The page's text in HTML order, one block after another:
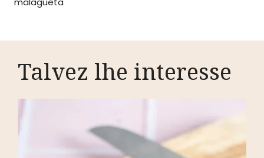
Talvez lhe interesse